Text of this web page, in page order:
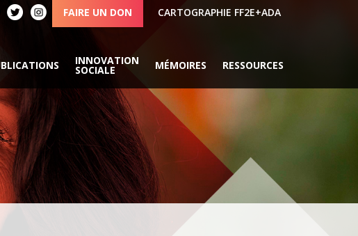
FAIRE UN DON CARTOGRAPHIE FF2E+ADA
INNOVATION
SOCIALE MÉMOIRES RESSOURCES